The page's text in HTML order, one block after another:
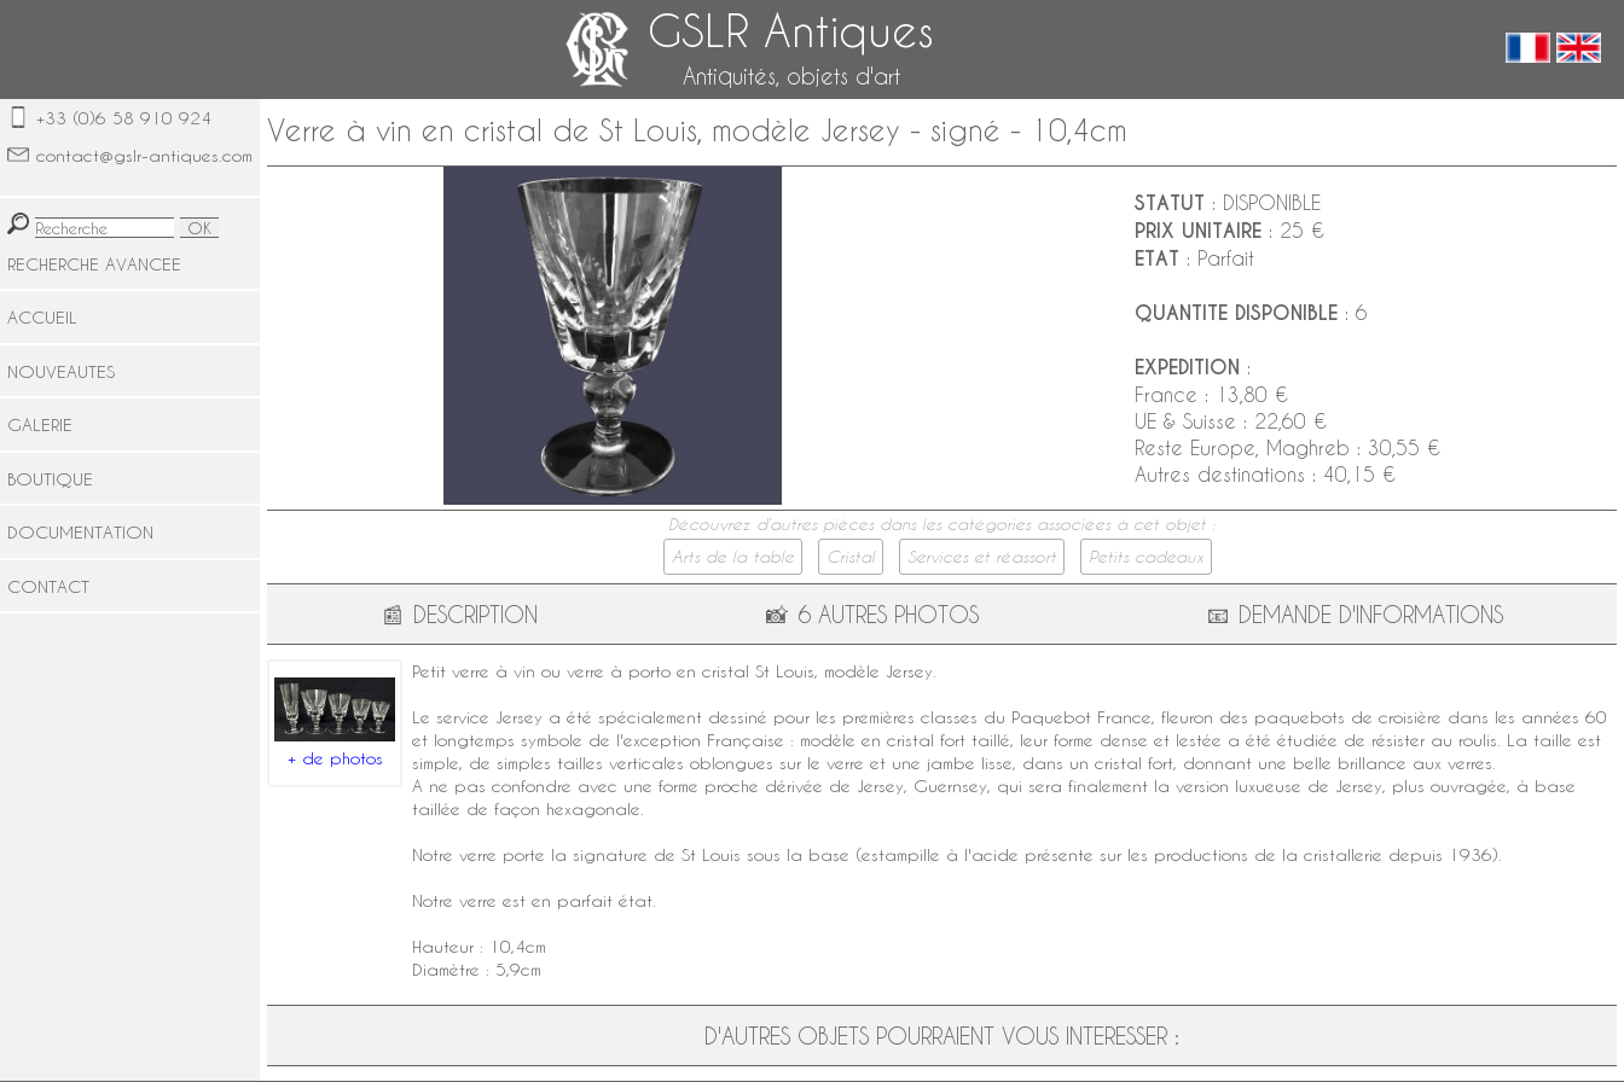
GSLR Antiques
Antiquités, objets d'art
+33 (0)6 58 910 924
contact@gslr-antiques.com
RECHERCHE AVANCEE
ACCUEIL
NOUVEAUTES
GALERIE
BOUTIQUE
DOCUMENTATION
CONTACT
Verre à vin en cristal de St Louis, modèle Jersey - signé - 10,4cm
STATUT : DISPONIBLE
PRIX UNITAIRE : 25 €
ETAT : Parfait
QUANTITE DISPONIBLE : 6
EXPEDITION :
France : 13,80 €
UE & Suisse : 22,60 €
Reste Europe, Maghreb : 30,55 €
Autres destinations : 40,15 €
Découvrez d’autres pièces dans les catégories associées à cet objet :
Arts de la table
Cristal Services et réassort Petits cadeaux
📰 DESCRIPTION 📸 6 AUTRES PHOTOS 📧 DEMANDE D'INFORMATIONS
+ de photos
Petit verre à vin ou verre à porto en cristal St Louis, modèle Jersey
Le service Jersey a été spécialement dessiné pour les premières classes du Paquebot France, fleuron des paquebots de croisière dans les années 60
et longtemps symbole de l'exception Française : modèle en cristal fort taillé, leur forme dense et lestée a été étudiée de résister au roulis. La taille est
simple, de simples tailles verticales oblongues sur le verre et une jambe lisse, dans un cristal fort, donnant une belle brillance aux verres.
A ne pas confondre avec une forme proche dérivée de Jersey, Guernsey, qui sera finalement la version luxueuse de Jersey, plus ouvragée, à base
taillée de façon hexagonale.
Notre verre porte la signature de St Louis sous la base (estampille à l'acide présente sur les productions de la cristallerie depuis 1936).
Notre verre est en parfait état.
Hauteur : 10,4cm
Diamètre : 5,9cm
D'AUTRES OBJETS POURRAIENT VOUS INTERESSER :